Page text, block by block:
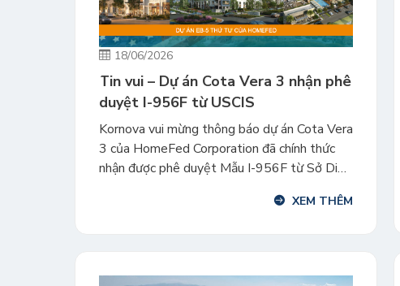
18/06/2026
Tin vui – Dự án Cota Vera 3 nhận phê
duyệt I-956F từ USCIS
Kornova vui mừng thông báo dự án Cota Vera
3 của HomeFed Corporation đã chính thức
nhận được phê duyệt Mẫu I-956F từ Sở Di
là dự án khu dân cư quy mô lớn nằm trong đại
XEM THÊM